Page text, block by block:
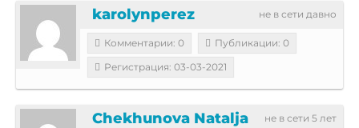
не в сети давно
karolynperez
Комментарии: 0
Публикации: 0
Регистрация: 03-03-2021
не в сети 5 лет
Chekhunova Natalja